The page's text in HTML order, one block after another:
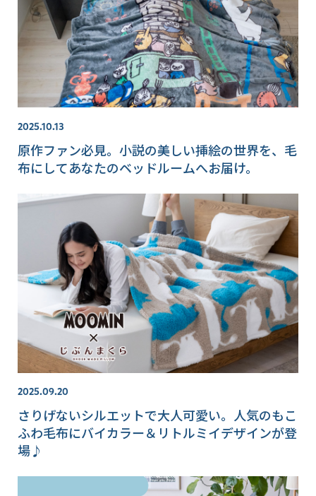
2025.10.13
原作ファン必見。小説の美しい挿絵の世界を、毛
布にしてあなたのベッドルームへお届け。
2025.09.20
さりげないシルエットで大人可愛い。人気のもこ
ふわ毛布にバイカラー＆リトルミイデザインが登
場♪